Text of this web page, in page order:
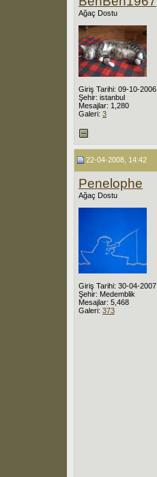
Ağaç Dostu
Giriş Tarihi: 09-10-2006
Şehir: istanbul
Mesajlar: 1,280
Galeri: 3
22-04-2008, 14:42
Penelophe
Ağaç Dostu
Giriş Tarihi: 30-04-2007
Şehir: Medemblik
Mesajlar: 5,468
Galeri: 373